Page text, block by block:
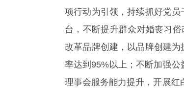
项行动为引领，持续抓好党
台，不断提升群众对婚丧习
改革品牌创建，以品牌创建
率达到95%以上；不断加强
理事会服务能力提升，开展红